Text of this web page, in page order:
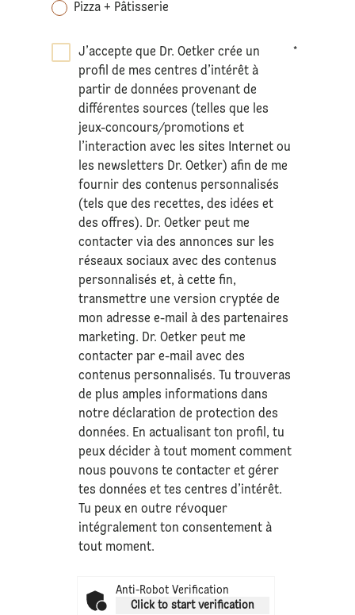
Pizza + Pâtisserie
J’accepte que Dr. Oetker crée un
profil de mes centres d’intérêt à
partir de données provenant de
différentes sources (telles que les
jeux-concours/promotions et
l’interaction avec les sites Internet ou
les newsletters Dr. Oetker) afin de me
fournir des contenus personnalisés
(tels que des recettes, des idées et
des offres). Dr. Oetker peut me
contacter via des annonces sur les
réseaux sociaux avec des contenus
personnalisés et, à cette fin,
transmettre une version cryptée de
mon adresse e-mail à des partenaires
marketing. Dr. Oetker peut me
contacter par e-mail avec des
contenus personnalisés. Tu trouveras
de plus amples informations dans
notre déclaration deprotection des
données. En actualisant ton profil, tu
peux décider à tout moment comment
nous pouvons te contacter et gérer
tes données et tes centres d’intérêt.
Tu peux en outre révoquer
intégralement ton consentement à
tout moment.
*
Anti-Robot Verification
Click to start verification